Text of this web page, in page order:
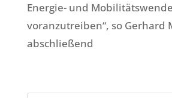
Energie- und
voranzutreiben“, so Gerhard
abschließend